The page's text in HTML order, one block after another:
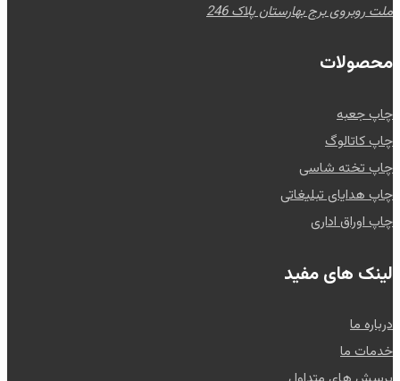
ملت روبروی برج بهارستان پلاک 246
محصولات
چاپ جعبه
چاپ کاتالوگ
چاپ تخته شاسی
چاپ هدایای تبلیغاتی
چاپ اوراق اداری
لینک های مفید
درباره ما
خدمات ما